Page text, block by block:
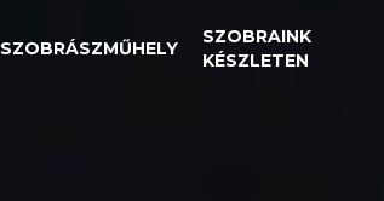
SZOBRÁSZMŰHELY
SZOBRAINK
KÉSZLETEN